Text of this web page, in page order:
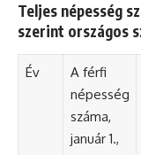
Teljes népesség
szerint országos
Év
A férfi
népesség
száma,
január 1.,